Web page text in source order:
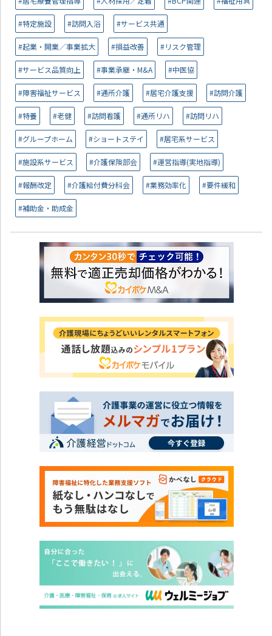
#特定施設 #訪問入浴 #サービス共通
#起業・開業／事業拡大 #損益改善 #リスク管理
#サービス品質向上 #事業承継・M&A #中医協
#障害福祉サービス #通所介護 #居宅介護支援 #訪問介護
#特養 #老健 #訪問看護 #通所リハ #訪問リハ
#グループホーム #ショートステイ #居宅系サービス
#施設系サービス #介護保険部会 #運営指導(実地指導)
#報酬改定 #介護給付費分科会 #業務効率化 #要件緩和
#補助金・助成金